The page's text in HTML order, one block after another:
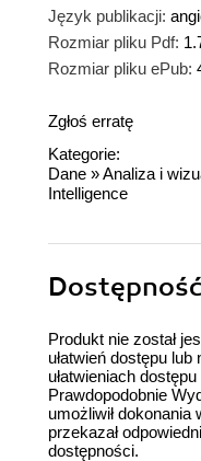
Język publikacji:
Rozmiar pliku Pdf:
Rozmiar pliku ePub:
Zgłoś erratę
Kategorie:
Dane »Analiza i
Intelligence
Produkt nie został
ułatwień dostępu
ułatwieniach
Prawdopodobnie
umożliwił dokonania
przekazał
dostępności.